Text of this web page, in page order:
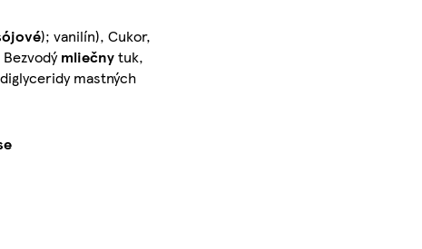
); vanilín), Cukor,
Bezvodýmliečnytuk,
mastných